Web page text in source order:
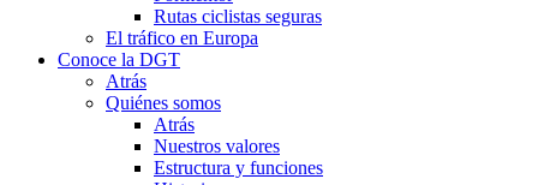
Rutas ciclistas seguras
El tráfico en Europa
Conoce la DGT
Atrás
Quiénes somos
Atrás
Nuestros valores
Estructura y funciones